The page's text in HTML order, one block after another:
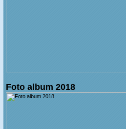
Foto album 2018